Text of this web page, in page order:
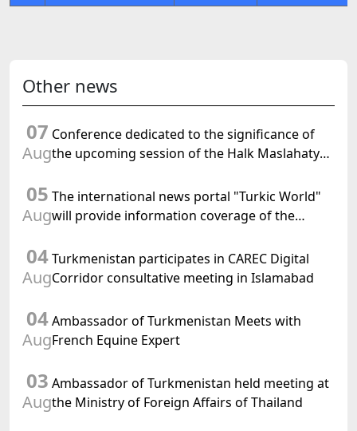
Other news
07
Aug
Conference dedicated to the significance of
the upcoming session of the Halk Maslahaty
of International Law, 2028" was held in Baku
05
Aug
The international news portal "Turkic World"
will provide information coverage of the
meeting of the Halk Maslahaty of
Turkmenistan
04
Aug
Turkmenistan participates in CAREC Digital
Corridor consultative meeting in Islamabad
04
Aug
Ambassador of Turkmenistan Meets with
French Equine Expert
03
Aug
Ambassador of Turkmenistan held meeting at
the Ministry of Foreign Affairs of Thailand